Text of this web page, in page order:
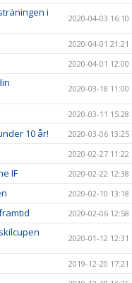
i
2020-04-03 16:10
2020-04-01 21:21
2020-04-01 12:00
2020-03-18 11:00
2020-03-11 15:28
10 år! 2020-03-06 13:25
2020-02-27 11:22
IF 2020-02-22 12:38
2020-02-10 13:18
2020-02-06 12:58
2020-01-12 12:31
2019-12-20 17:21